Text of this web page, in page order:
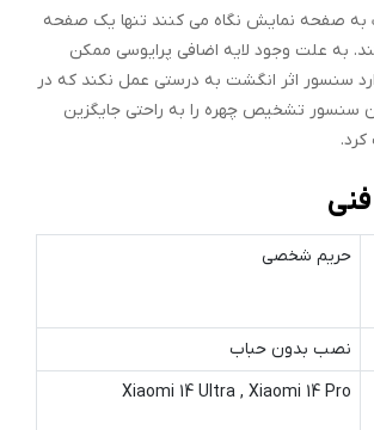
به صفحه نمایش نگاه می کنند تنها یک صفحه
به علت وجود لایه اضافی پرایوسی ممکن
سنسور اثر انگشت به درستی عمل نکند که در
سنسور تشخیص چهره را به راحتی جایگزین
حریم شخصی
نصب بدون حباب
Xiaomi 14 Ultra , Xiaomi 14 Pro